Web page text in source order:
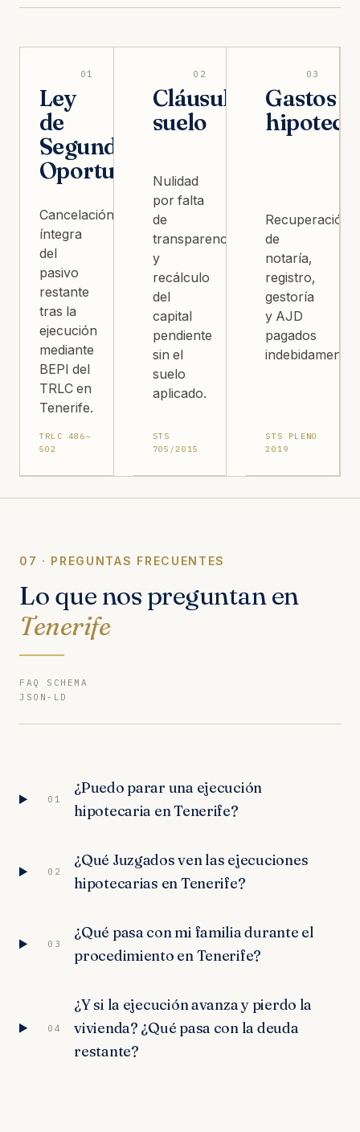
01
Ley
de
Segunda
Oportunidad
Cancelación
íntegra
del
pasivo
restante
tras la
ejecución
mediante
BEPI del
TRLC en
Tenerife.
TRLC 486–
502
02
Cláusula
suelo
Nulidad
por falta
de
transparencia
y
recálculo
del
capital
pendiente
sin el
suelo
aplicado.
STS
705/2015
03
Gastos
Recuperación
de
notaría,
registro,
gestoría
y AJD
pagados
indebidamente.
STS PLENO
2019
07 · PREGUNTAS FRECUENTES
Lo que nos preguntan en
Tenerife
FAQ SCHEMA
JSON-LD
01
¿Puedo parar una ejecución
hipotecaria en Tenerife?
02
¿Qué Juzgados ven las ejecuciones
hipotecarias en Tenerife?
03
¿Qué pasa con mi familia durante el
procedimiento en Tenerife?
04
¿Y si la ejecución avanza y pierdo la
vivienda? ¿Qué pasa con la deuda
restante?